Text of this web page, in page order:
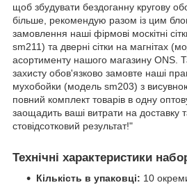
щоб збудувати бездоганну кругову
більше, рекомендую разом із цим
замовлення наші фірмові москітні
sm211) та дверні сітки на магнітах
асортименту нашого магазину ONS.
захисту обов'язково замовте наші
мухобойки (модель sm203) з
повний комплект товарів в одну
заощадить ваші витрати на доставку
стовідсотковий результат!"
Технічні характеристики
Кількість в упаковці: 10